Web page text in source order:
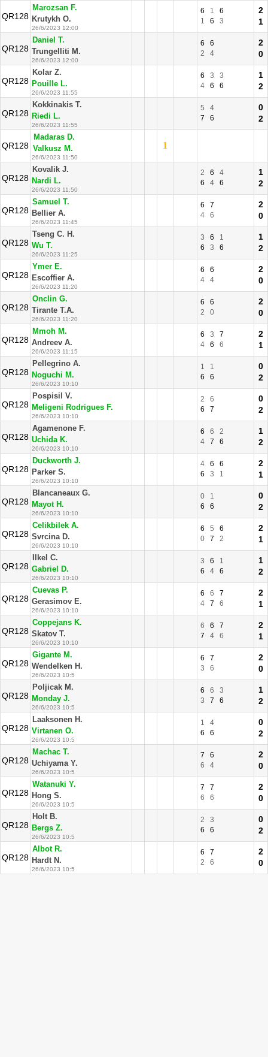
QR128
Marozsan F.
Krutykh O.
26/6/2023 12:00
6 1
6
1
6 3
2
1
QR128
Daniel T.
Trungelliti M.
26/6/2023 12:00
6
6
2
4
2
0
QR128
Kolar Z.
Pouille L.
26/6/2023 11:55
6 3
3
4
6 6
1
2
QR128
Kokkinakis T.
Riedi L.
26/6/2023 11:55
5
4
7
6
0
2
QR128
Madaras D.
Valkusz M.
26/6/2023 11:50
1
QR128
Kovalik J.
Nardi L.
26/6/2023 11:50
2 6
4
6
4 6
1
2
QR128
Samuel T.
Bellier A.
26/6/2023 11:45
6
7
4
6
2
0
QR128
Tseng C. H.
Wu T.
26/6/2023 11:25
3 6
1
6
3 6
1
2
QR128
Ymer E.
Escoffier A.
26/6/2023 11:20
6
6
4
4
2
0
QR128
Onclin G.
Tirante T.A.
26/6/2023 11:20
6
6
2
0
2
0
QR128
Mmoh M.
Andreev A.
26/6/2023 11:15
6 3
7
4
6 6
2
1
QR128
Pellegrino A.
Noguchi M.
26/6/2023 10:10
1
1
6
6
0
2
QR128
Pospisil V.
Meligeni Rodrigues F.
26/6/2023 10:10
2
6
6
7
0
2
QR128
Agamenone F.
Uchida K.
26/6/2023 10:10
6 6
2
4
7 6
1
2
QR128
Duckworth J.
Parker S.
26/6/2023 10:10
4 6
6
6
3 1
2
1
QR128
Blancaneaux G.
Mayot H.
26/6/2023 10:10
0
1
6
6
0
2
QR128
Celikbilek A.
Svrcina D.
26/6/2023 10:10
6 5
6
0
7 2
2
1
QR128
Ilkel C.
Gabriel D.
26/6/2023 10:10
3 6
1
6
4 6
1
2
QR128
Cuevas P.
Gerasimov E.
26/6/2023 10:10
6 6
7
4
7 6
2
1
QR128
Coppejans K.
Skatov T.
26/6/2023 10:10
6 6
7
7
4 6
2
1
QR128
Gigante M.
Wendelken H.
26/6/2023 10:5
6
7
3
6
2
0
QR128
Poljicak M.
Monday J.
26/6/2023 10:5
6 6
3
3
7 6
1
2
QR128
Laaksonen H.
Virtanen O.
26/6/2023 10:5
1
4
6
6
0
2
QR128
Machac T.
Uchiyama Y.
26/6/2023 10:5
7
6
6
4
2
0
QR128
Watanuki Y.
Hong S.
26/6/2023 10:5
7
7
6
6
2
0
QR128
Holt B.
Bergs Z.
26/6/2023 10:5
2
3
6
6
0
2
QR128
Albot R.
Hardt N.
26/6/2023 10:5
6
7
2
6
2
0